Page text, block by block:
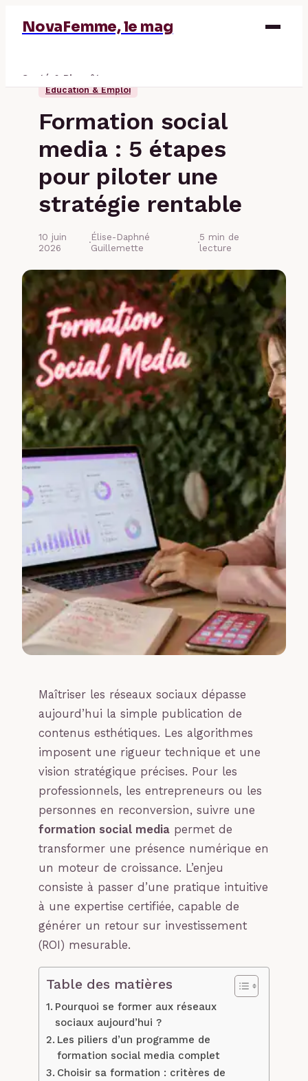
NovaFemme, le mag
Santé & Bien-être
Éducation & Emploi
Formation social
media : 5 étapes
pour piloter une
stratégie rentable
10 juin
2026
·Élise-Daphné
Guillemette
·5 min de
lecture
Maîtriser les réseaux sociaux dépasse
aujourd’hui la simple publication de
contenus esthétiques. Les algorithmes
imposent une rigueur technique et une
vision stratégique précises. Pour les
professionnels, les entrepreneurs ou les
personnes en reconversion, suivre une
formation social media permet de
transformer une présence numérique en
un moteur de croissance. L’enjeu
consiste à passer d’une pratique intuitive
à une expertise certifiée, capable de
générer un retour sur investissement
(ROI) mesurable.
Table des matières
Pourquoi se former aux réseaux
sociaux aujourd’hui ?
Les piliers d’un programme de
formation social media complet
Choisir sa formation : critères de